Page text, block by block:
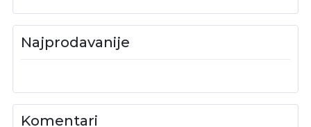
Najprodavanije
Komentari